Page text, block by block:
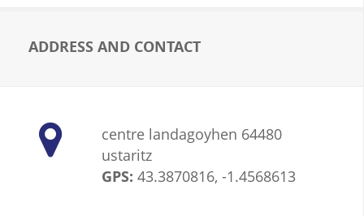
membre fondateur depuis 1997.
ADDRESS AND CONTACT
centre landagoyhen 64480
ustaritz
GPS:43.3870816, -1.4568613